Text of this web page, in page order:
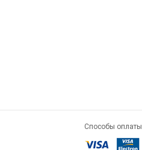
Способы оплаты